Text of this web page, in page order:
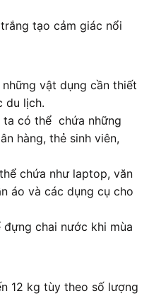
tạo cảm giác nổi
những vật dụng cần thiết
du lịch.
ta có thể chứa những
hàng, thẻ sinh viên,
chứa như laptop, văn
áo và các dụng cụ cho
đựng chai nước khi mùa
12 kg tùy theo số lượng